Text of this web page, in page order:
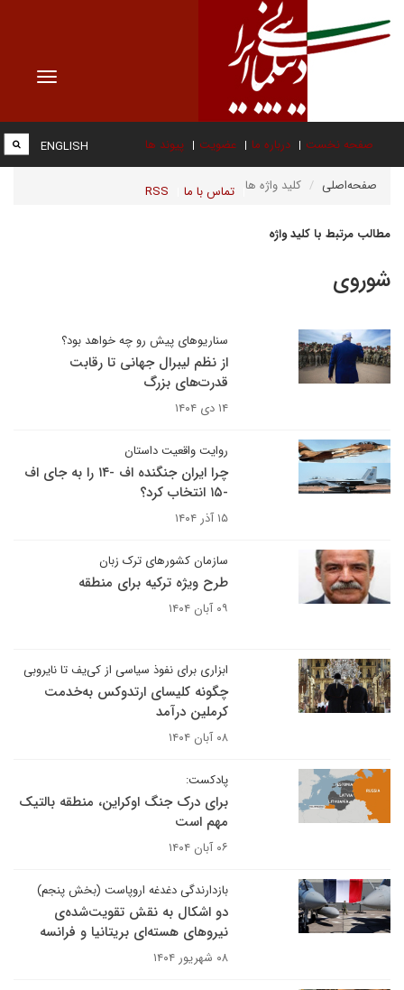
Toggle
صفحه نخست درباره ما عضویت پیوند ها
تماس با ما RSS
ENGLISH
صفحه‌اصلی کلید واژه ها
مطالب مرتبط با کلید واژه
شوروی
سناریوهای پیش رو چه خواهد بود؟
از نظم لیبرال جهانی تا رقابت
قدرت‌های بزرگ
۱۴ دی ۱۴۰۴
روایت واقعیت داستان
چرا ایران جنگنده اف -۱۴ را به جای اف
-۱۵ انتخاب کرد؟
۱۵ آذر ۱۴۰۴
سازمان کشورهای ترک زبان
طرح ویژه ترکیه برای منطقه
۰۹ آبان ۱۴۰۴
ابزاری برای نفوذ سیاسی از کی‌یف تا نایروبی
چگونه کلیسای ارتدوکس به‌خدمت
کرملین درآمد
۰۸ آبان ۱۴۰۴
پادکست:
برای درک جنگ اوکراین، منطقه بالتیک
مهم است
۰۶ آبان ۱۴۰۴
بازدارندگی دغدغه اروپاست (بخش پنجم)
دو اشکال به نقش تقویت‌شده‌ی
نیروهای هسته‌ای بریتانیا و فرانسه
۰۸ شهریور ۱۴۰۴